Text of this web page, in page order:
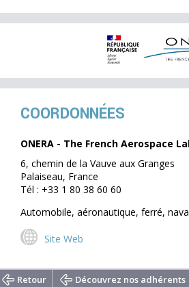
COORDONNÉES
ONERA - The French Aerospace
6, chemin de la Vauve aux Granges
Palaiseau, France
Tél : +33 1 80 38 60 60
Automobile, aéronautique, ferré,
Site Web
Retour Découvrez nos adhérents